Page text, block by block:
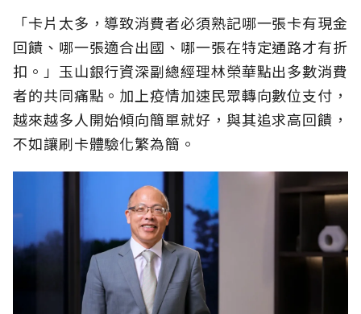
「卡片太多，導致消費者必須熟記哪一張卡有現金
回饋、哪一張適合出國、哪一張在特定通路才有折
扣。」玉山銀行資深副總經理林榮華點出多數消費
者的共同痛點。加上疫情加速民眾轉向數位支付，
越來越多人開始傾向簡單就好，與其追求高回饋，
不如讓刷卡體驗化繁為簡。